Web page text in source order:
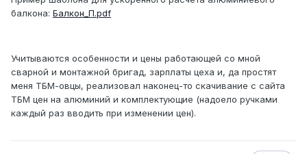
балкона: Балкон_П.pdf
Учитываются особенности и цены работающей со мной
сварной и монтажной бригад, зарплаты цеха и, да простят
меня ТБМ-овцы, реализовал наконец-то скачивание с сайта
ТБМ цен на алюминий и комплектующие (надоело ручками
каждый раз вводить при изменении цен).